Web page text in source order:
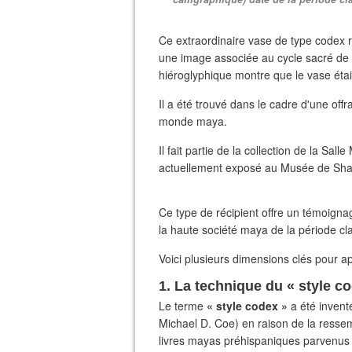
Ce extraordinaire vase de type
une image associée au cycle sacré
hiéroglyphique montre que le vase
​Il a été trouvé dans le cadre d'une
monde maya.
​Il fait partie de la collection de la
actuellement exposé au Musée de
Ce type de récipient offre un
la haute société maya de la période
​Voici plusieurs dimensions clés pour
​1. La technique du « style
​Le terme « style codex » a été
Michael D. Coe) en raison de la
livres mayas préhispaniques